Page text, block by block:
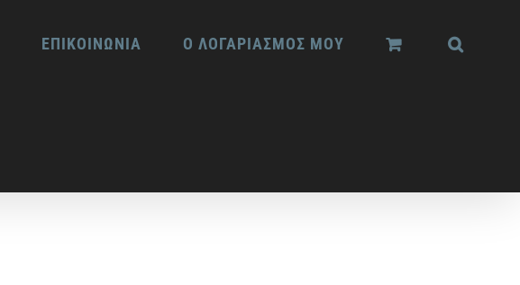
ΕΠΙΚΟΙΝΩΝΙΑ Ο ΛΟΓΑΡΙΑΣΜΟΣ ΜΟΥ